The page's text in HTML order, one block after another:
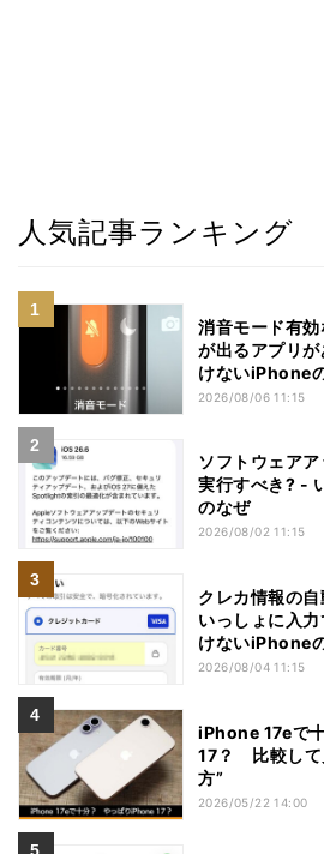
人気記事ランキング
消音モード有
が出るアプリ
けないiPhone
2026/08/06 11:15
ソフトウェアア
実行すべき? -
のなぜ
2026/08/02 11:15
クレカ情報の
いっしょに入
けないiPhone
2026/08/04 11:15
iPhone 17eで
17？ 比較して
方”
2026/05/22 14:00